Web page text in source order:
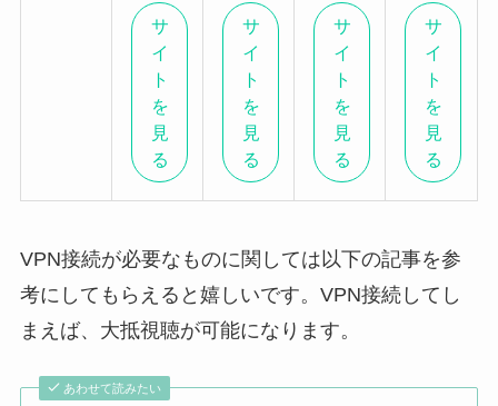
サ
イ
ト
を
見
る
サ
イ
ト
を
見
る
サ
イ
ト
を
見
る
サ
イ
ト
を
見
る
VPN接続が必要なものに関しては以下の記事を参
考にしてもらえると嬉しいです。VPN接続してし
まえば、大抵視聴が可能になります。
あわせて読みたい